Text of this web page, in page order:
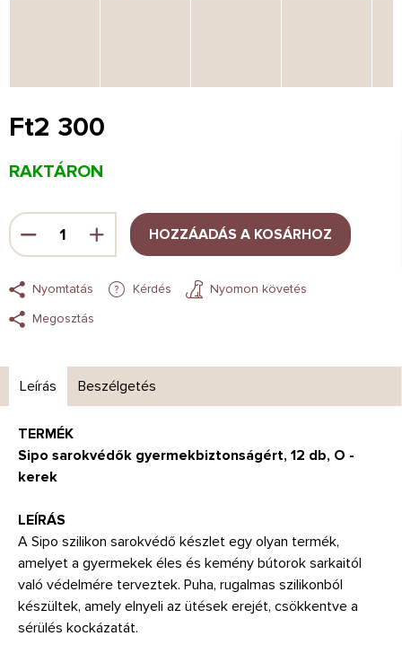
Ft2 300
Egységár:
RAKTÁRON
HOZZÁADÁS A KOSÁRHOZ
Nyomtatás Kérdés
Nyomon követés
Megosztás
Leírás Beszélgetés
TERMÉK
Sipo sarokvédők gyermekbiztonságért, 12 db, O -
kerek
LEÍRÁS
A Sipo szilikon sarokvédő készlet egy olyan termék,
amelyet a gyermekek éles és kemény bútorok sarkaitól
való védelmére terveztek. Puha, rugalmas szilikonból
készültek, amely elnyeli az ütések erejét, csökkentve a
sérülés kockázatát.